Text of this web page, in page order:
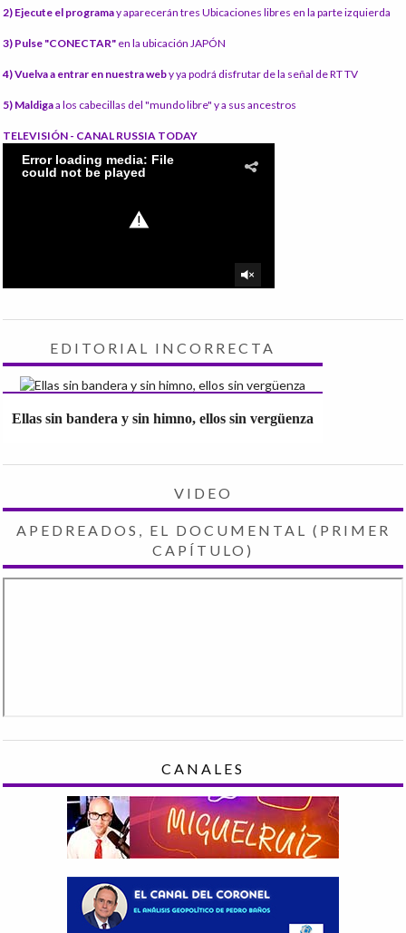
2) Ejecute el programay aparecerán tres Ubicaciones libres en la parte izquierda
3) Pulse "CONECTAR" en la ubicación JAPÓN
4) Vuelva a entrar en nuestra weby ya podrá disfrutar de la señal de RT TV
5) Maldigaa los cabecillas del "mundo libre" y a sus ancestros
TELEVISIÓN - CANAL RUSSIA TODAY
EDITORIAL INCORRECTA
Ellas sin bandera y sin himno, ellos sin vergüenza
VIDEO
APEDREADOS, EL DOCUMENTAL (PRIMER
CAPÍTULO)
CANALES